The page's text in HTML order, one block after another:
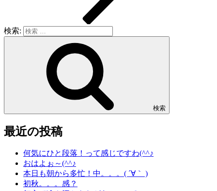
検索:
検索
最近の投稿
何気にひと段落！って感じですわ(^^♪
おはよぉ～(^^♪
本日も朝から多忙！中。。。( ´∀｀ )
初秋。。。感？